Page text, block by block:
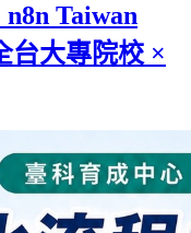
Taiwan
台大專院校 ×